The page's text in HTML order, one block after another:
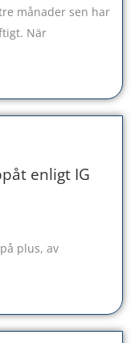
månader sen har
När
enligt IG
plus, av